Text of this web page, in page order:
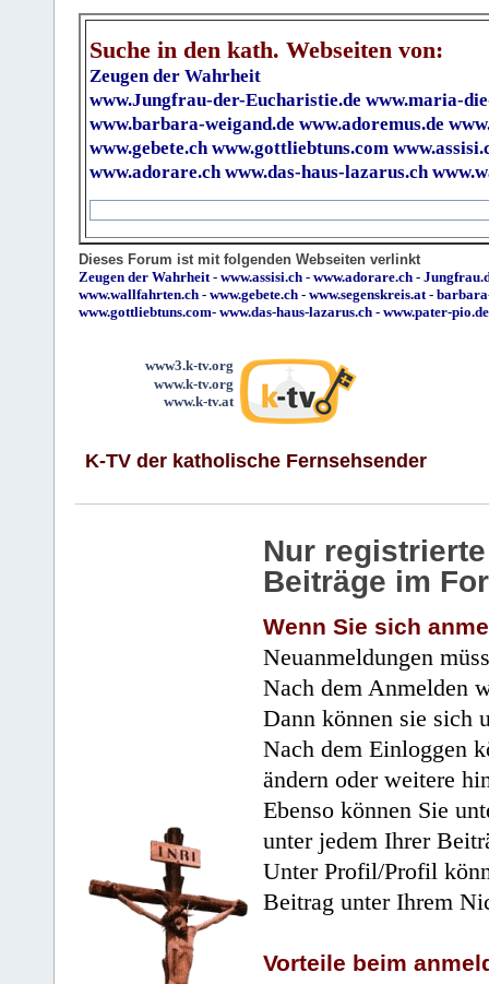
Suche in den kath. Webseiten von:
Zeugen der Wahrheit
www.Jungfrau-der-Eucharistie.de www.maria-
www.barbara-weigand.de www.adoremus.de
www.gebete.ch www.gottliebtuns.com
www.adorare.ch www.das-haus-lazarus.ch
Dieses Forum ist mit folgenden Webseiten verlinkt
Zeugen der Wahrheit- www.assisi.ch - www.adorare.ch -
www.wallfahrten.ch - www.gebete.ch - www.segenskreis.at-
www.gottliebtuns.com- www.das-haus-lazarus.ch - www.pater-pio.de
www3.k-tv.org
www.k-tv.org
www.k-tv.at
K-TV der katholische Fernsehsender
Nur
Beiträge im
Wenn Sie sich
Neuanmeldungen
Nach dem Anmelden
Dann können sie sich
Nach dem Einloggen
ändern oder weitere
Ebenso können Sie
unter jedem Ihrer
Unter Profil/Profil
Beitrag unter Ihrem
Vorteile beim